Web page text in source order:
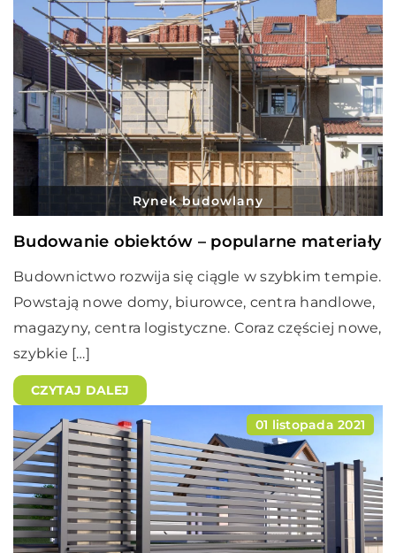
Rynek budowlany
Budowanie obiektów – popularne materiały
Budownictwo rozwija się ciągle w szybkim tempie.
Powstają nowe domy, biurowce, centra handlowe,
magazyny, centra logistyczne. Coraz częściej nowe,
szybkie […]
CZYTAJ DALEJ
01 listopada 2021